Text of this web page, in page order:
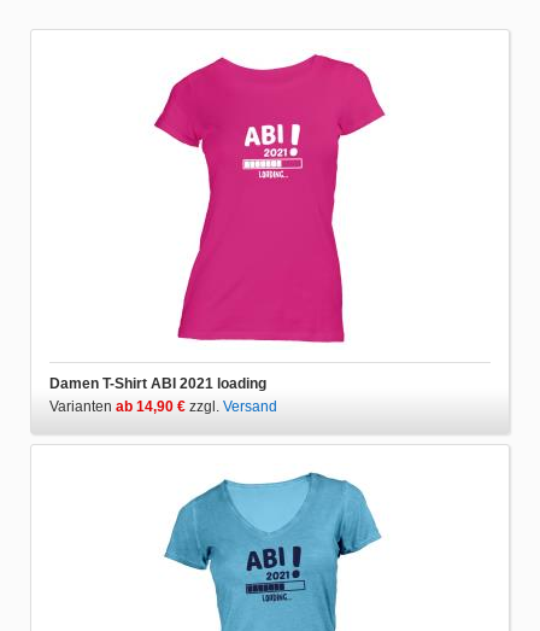
Damen T-Shirt ABI 2021 loading
Varianten ab 14,90 € zzgl. Versand